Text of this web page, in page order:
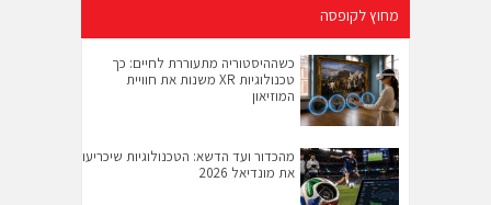
מחוץ לקופסה
כשההיסטוריה מתעוררת לחיים: כך
טכנולוגיות XR משנות את חוויית
המוזיאון
מהכדור ועד הדשא: הטכנולוגיות שיכריעו
את מונדיאל 2026